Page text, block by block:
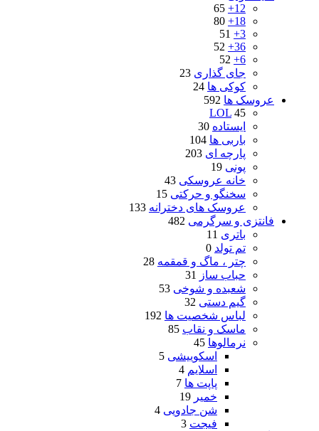
65
80
51
52
52
جای گذاری 23
کوکی ها 24
عروسک ها 592
LOL
ایستاده 30
باربی ها 104
پارچه ای 203
پونی
19
خانه عروسکی 43
سخنگو و حرکتی 15
عروسک های دخترانه 133
فانتزی و سرگرمی 482
باتری
11
تم تولد 0
چتر ، ماگ و قمقمه 28
حباب ساز 31
شعبده و شوخی 53
گیم دستی 32
لباس شخصیت ها 192
ماسک و نقاب 85
نرمالوها 45
اسکوییشی 5
اسلایم
4
پاپت ها 7
خمیر
19
شن جادویی 4
فیجت 3